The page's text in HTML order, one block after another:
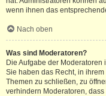
wenn ihnen das
Nach oben
Was sind Moderatoren?
Die Aufgabe der
Sie haben das Recht, in
Themen zu schließen, zu
verhindern Moderatoren, dass